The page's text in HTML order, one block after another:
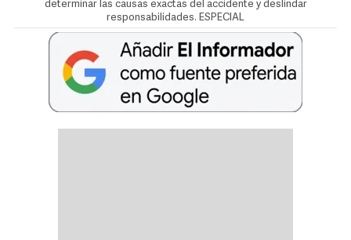
determinar las causas exactas del accidente y deslindar
responsabilidades. ESPECIAL